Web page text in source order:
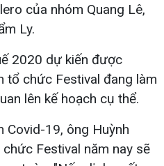
của nhóm Quang Lê,
Ly.
2020 dự kiến được
tổ chức Festival đang làm
lên kế hoạch cụ thể.
Covid-19, ông Huỳnh
Festival năm nay sẽ